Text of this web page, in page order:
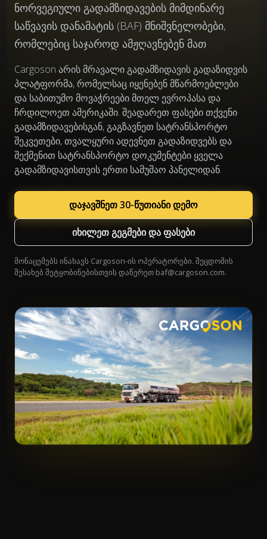
ნორვეგიული გადამზიდავების მიმდინარე
საწვავის დანამატის (BAF) მნიშვნელობები,
რომლებიც საჯაროდ ამჟღავნებენ მათ
Cargoson არის მრავალი გადამზიდავის გადაზიდვის
პლატფორმა, რომელსაც იყენებენ მწარმოებლები
და საბითუმო მოვაჭრეები მთელ ევროპასა და
ჩრდილოეთ ამერიკაში. შეადარეთ ფასები თქვენი
გადამზიდავებისგან, გაგზავნეთ სატრანსპორტო
შეკვეთები, თვალყური ადევნეთ გადაზიდვებს და
შექმენით სატრანსპორტო დოკუმენტები ყველა
გადამზიდავისთვის ერთი სამუშაო პანელიდან.
დაჯავშნეთ 30-წუთიანი დემო
იხილეთ გეგმები და ფასები
მონაცემებს ინახავს Cargoson-ის ოპერატორები. შეცდომის
შესახებ შეტყობინებისთვის დაწერეთ baf@cargoson.com.